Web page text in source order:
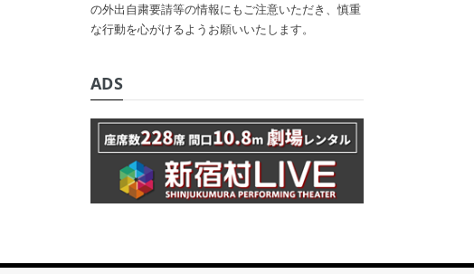
の外出自粛要請等の情報にもご注意いただき、慎重
な行動を心がけるようお願いいたします。
ADS